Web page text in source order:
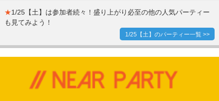
★1/25【土】は参加者続々！盛り上がり必至の他の人気パーティー
も見てみよう！
1/25【土】のパーティー一覧 >>